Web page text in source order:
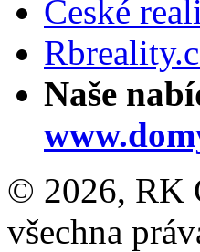
České
Naše
© 2026, RK
všechna